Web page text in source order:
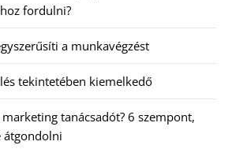
fordulni?
a munkavégzést
tekintetében kiemelkedő
tanácsadót? 6 szempont,
átgondolni